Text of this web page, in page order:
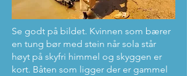
Se godt på bildet. Kvinnen som bærer
en tung bør med stein når sola står
høyt på skyfri himmel og skyggen er
kort. Båten som ligger der er gammel